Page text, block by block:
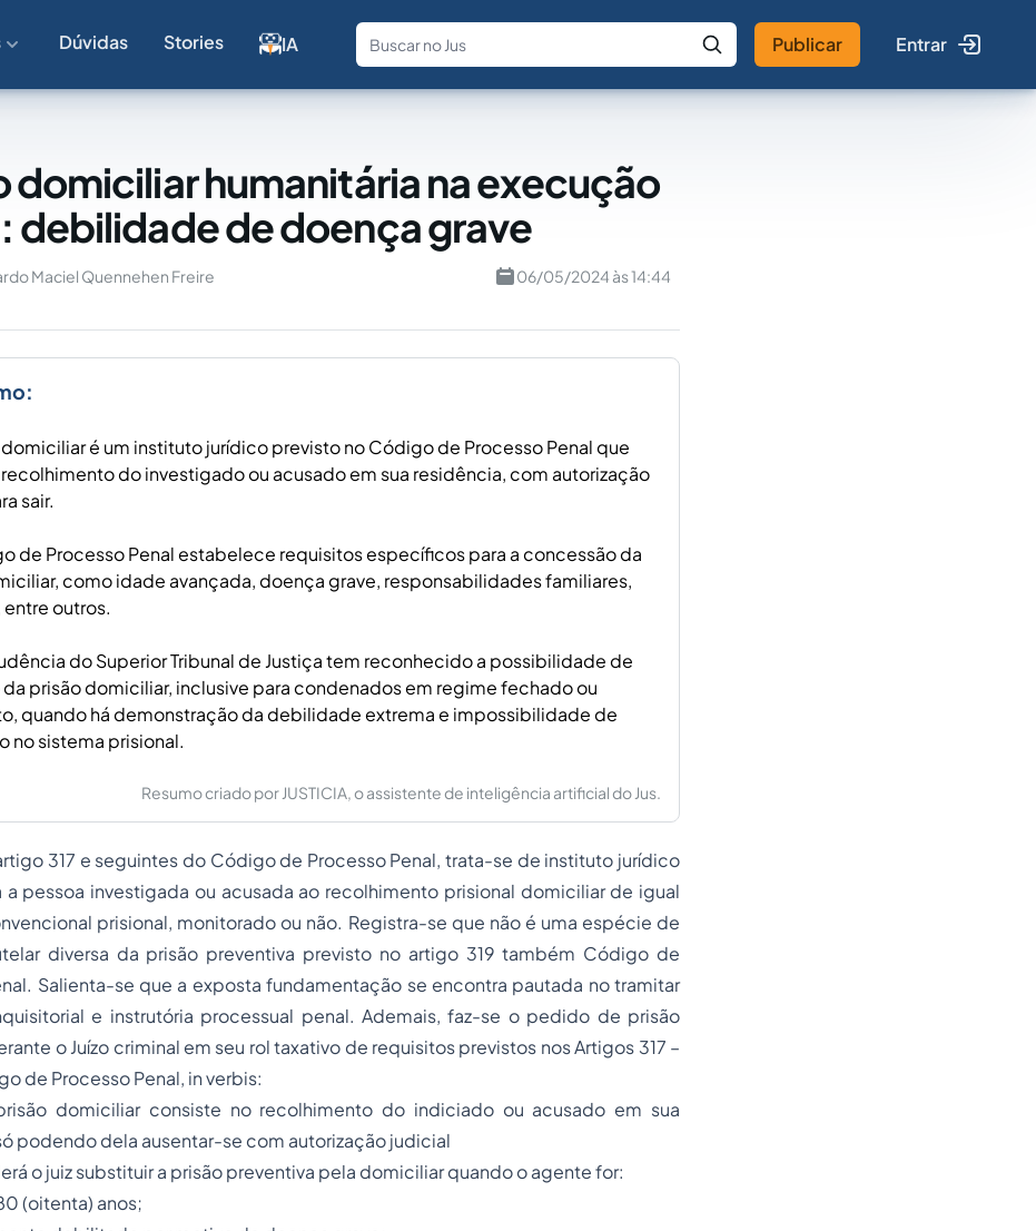
Dúvidas Stories IA
Fale com a IA Buscar no Jus
Publicar Entrar
domiciliar humanitária na execução
debilidade de doença grave
Maciel Quennehen Freire 06/05/2024 às 14:44
é um instituto jurídico previsto no Código de Processo Penal que
do investigado ou acusado em sua residência, com autorização
sair.
de Processo Penal estabelece requisitos específicos para a concessão da
como idade avançada, doença grave, responsabilidades familiares,
outros.
do Superior Tribunal de Justiça tem reconhecido a possibilidade de
prisão domiciliar, inclusive para condenados em regime fechado ou
quando há demonstração da debilidade extrema e impossibilidade de
no sistema prisional.
Resumo criado por JUSTICIA, o assistente de inteligência artificial do Jus.
317 e seguintes do Código de Processo Penal, trata-se de instituto jurídico
a pessoa investigada ou acusada ao recolhimento prisional domiciliar de igual
prisional, monitorado ou não. Registra-se que não é uma espécie de
diversa da prisão preventiva previsto no artigo 319 também Código de
Salienta-se que a exposta fundamentação se encontra pautada no tramitar
e instrutória processual penal. Ademais, faz-se o pedido de prisão
o Juízo criminal em seu rol taxativo de requisitos previstos nos Artigos 317 –
de Processo Penal, in verbis:
domiciliar consiste no recolhimento do indiciado ou acusado em sua
podendo dela ausentar-se com autorização judicial
o juiz substituir a prisão preventiva pela domiciliar quando o agente for:
(oitenta) anos;